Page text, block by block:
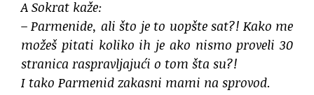
A Sokrat kaže:
– Parmenide, ali što je to uopšte sat?! Kako me
možeš pitati koliko ih je ako nismo proveli 30
stranica raspravljajući o tom šta su?!
I tako Parmenid zakasni mami na sprovod.